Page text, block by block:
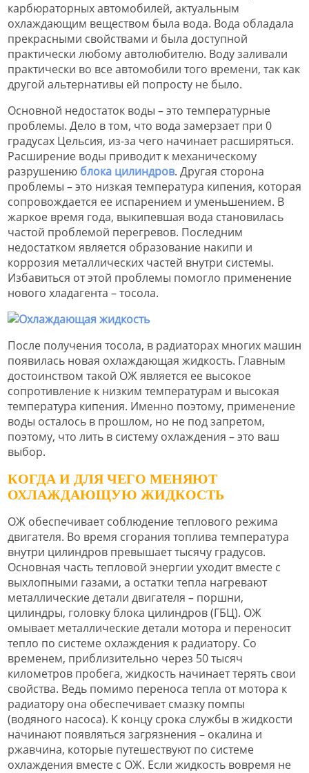
карбюраторных автомобилей, актуальным
охлаждающим веществом была вода. Вода обладала
прекрасными свойствами и была доступной
практически любому автолюбителю. Воду заливали
практически во все автомобили того времени, так как
другой альтернативы ей попросту не было.
Основной недостаток воды – это температурные
проблемы. Дело в том, что вода замерзает при 0
градусах Цельсия, из-за чего начинает расширяться.
Расширение воды приводит к механическому
разрушению блока цилиндров. Другая сторона
проблемы – это низкая температура кипения, которая
сопровождается ее испарением и уменьшением. В
жаркое время года, выкипевшая вода становилась
частой проблемой перегревов. Последним
недостатком является образование накипи и
коррозия металлических частей внутри системы.
Избавиться от этой проблемы помогло применение
нового хладагента – тосола.
После получения тосола, в радиаторах многих машин
появилась новая охлаждающая жидкость. Главным
достоинством такой ОЖ является ее высокое
сопротивление к низким температурам и высокая
температура кипения. Именно поэтому, применение
воды осталось в прошлом, но не под запретом,
поэтому, что лить в систему охлаждения – это ваш
выбор.
КОГДА И ДЛЯ ЧЕГО МЕНЯЮТ
ОХЛАЖДАЮЩУЮ ЖИДКОСТЬ
ОЖ обеспечивает соблюдение теплового режима
двигателя. Во время сгорания топлива температура
внутри цилиндров превышает тысячу градусов.
Основная часть тепловой энергии уходит вместе с
выхлопными газами, а остатки тепла нагревают
металлические детали двигателя – поршни,
цилиндры, головку блока цилиндров (ГБЦ). ОЖ
омывает металлические детали мотора и переносит
тепло по системе охлаждения к радиатору. Со
временем, приблизительно через 50 тысяч
километров пробега, жидкость начинает терять свои
свойства. Ведь помимо переноса тепла от мотора к
радиатору она обеспечивает смазку помпы
(водяного насоса). К концу срока службы в жидкости
начинают появляться загрязнения – окалина и
ржавчина, которые путешествуют по системе
охлаждения вместе с ОЖ. Если жидкость вовремя не